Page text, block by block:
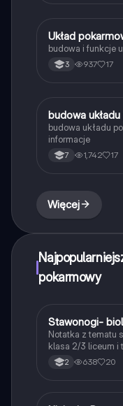
Biologia
Układ
budowa i funkcje
3 937 17
Biologia
budowa
budowa układu
informacje
7 1,742 17
Więcej
pokarmowy
Biologia
Stawonogi-
Notatka z tematu
klasa 2/3 liceum i
2 638 20